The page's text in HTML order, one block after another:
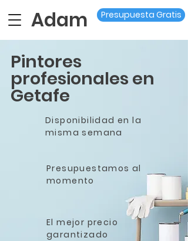
Adam Presupuesta Gratis
Pintores
profesionales en
Getafe
Disponibilidad en la
misma semana
Presupuestamos al
momento
El mejor precio
garantizado